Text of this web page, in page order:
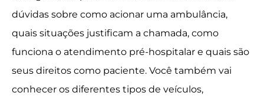
dúvidas sobre como acionar uma ambulância,
quais situações justificam a chamada, como
funciona o atendimento pré-hospitalar e quais são
seus direitos como paciente. Você também vai
conhecer os diferentes tipos de veículos,